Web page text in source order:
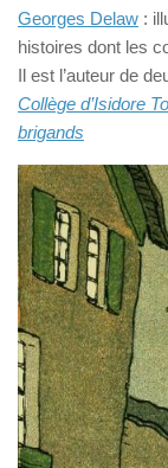
Georges Delaw :
histoires dont les
Il est l’auteur de
Collège d’Isidore
brigands